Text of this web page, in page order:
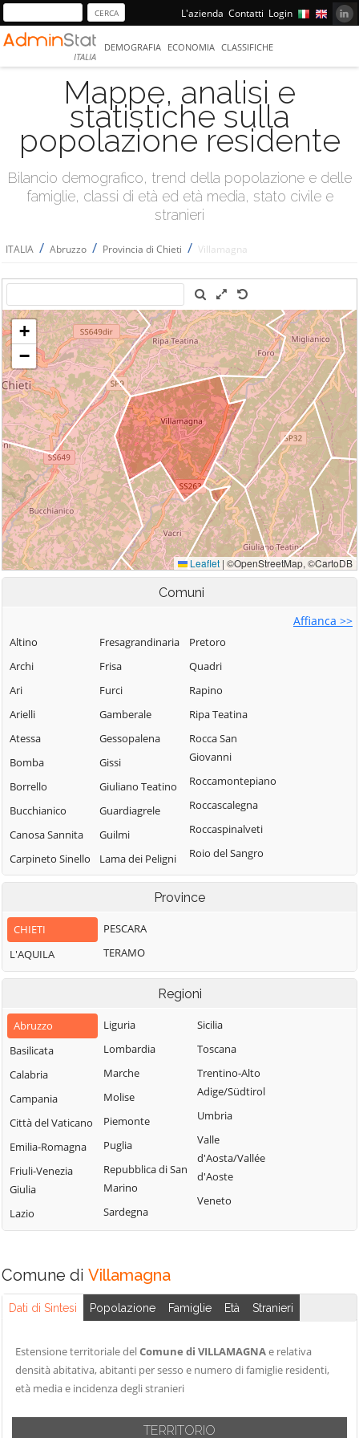
L'azienda Contatti Login
ITALIA
DEMOGRAFIA ECONOMIA CLASSIFICHE
Mappe, analisi e
statistiche sulla
popolazione residente
Bilancio demografico, trend della popolazione e delle
famiglie, classi di età ed età media, stato civile e
stranieri
ITALIA / Abruzzo / Provincia di Chieti / Villamagna
Comuni
Affianca >>
Altino
Archi
Ari
Arielli
Atessa
Bomba
Borrello
Bucchianico
Canosa Sannita
Carpineto Sinello
Carunchio
Casalanguida
Casalbordino
Casalincontrada
Castel Frentano
Castelguidone
Castiglione
Messer Marino
Celenza sul
Civitaluparella
Civitella Messer
Colledimezzo
Crecchio
Dogliola
Fallo
Fara Filiorum
Petri
Fresagrandinaria
Frisa
Furci
Gamberale
Gessopalena
Gissi
Giuliano Teatino
Guardiagrele
Guilmi
Lama dei Peligni
Lanciano
Lettopalena
Liscia
Miglianico
Montebello sul
Sangro
Monteferrante
Montelapiano
Montenerodomo
Monteodorisio
Mozzagrogna
Orsogna
Ortona
Palombaro
Pennapiedimonte
Perano
Pizzoferrato
Pretoro
Quadri
Rapino
Ripa Teatina
Rocca San
Giovanni
Roccamontepiano
Roccascalegna
Roccaspinalveti
Roio del Sangro
Rosello
San Buono
Teatino
Marrucina
San Salvo
San Vito Chietino
Sant'Eusanio del
Sangro
Santa Maria
Imbaro
Abruzzo
Torino di Sangro
Tornareccio
Torrebruna
Torrevecchia
Torricella Peligna
Province
CHIETI
L'AQUILA
PESCARA
TERAMO
Regioni
Abruzzo
Basilicata
Calabria
Campania
Città del Vaticano
Emilia-Romagna
Friuli-Venezia
Giulia
Lazio
Liguria
Lombardia
Marche
Molise
Piemonte
Puglia
Repubblica di San
Marino
Sardegna
Sicilia
Toscana
Trentino-Alto
Adige/Südtirol
Umbria
Valle
d'Aosta/Vallée
d'Aoste
Veneto
Comune di Villamagna
Dati di Sintesi Popolazione Famiglie Età Stranieri
Estensione territoriale delComune di VILLAMAGNAe relativa
densità abitativa, abitanti per sesso e numero di famiglie residenti,
età media e incidenza degli stranieri
TERRITORIO